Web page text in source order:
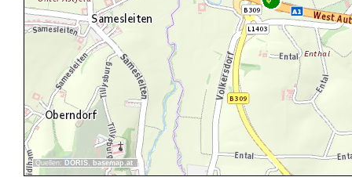
Quellen: DORIS, basemap.at